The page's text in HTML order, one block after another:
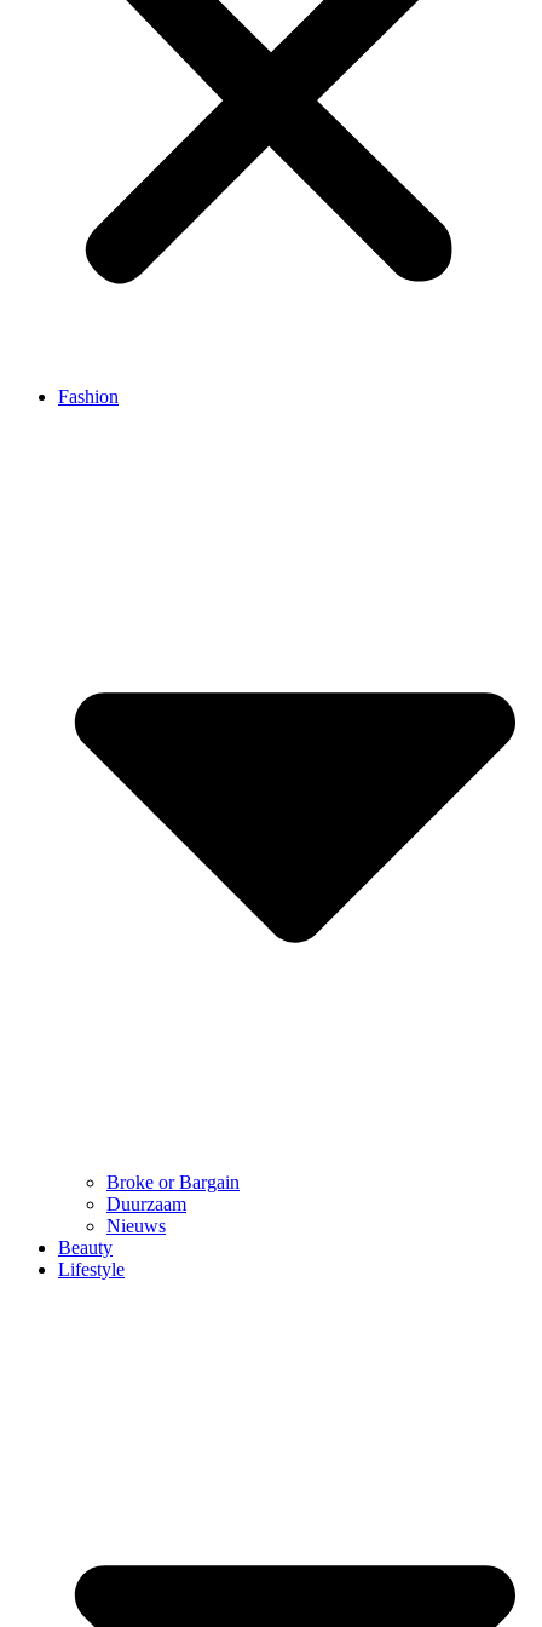
Fashion
Broke or Bargain
Duurzaam
Nieuws
Beauty
Lifestyle